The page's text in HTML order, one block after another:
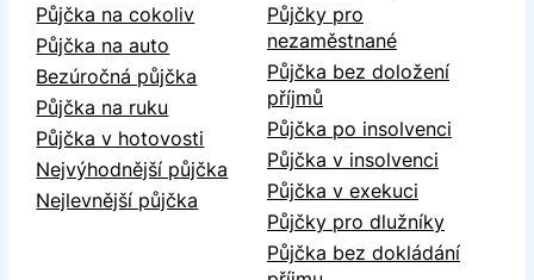
Půjčka na cokoliv
Půjčka na auto
Bezúročná půjčka
Půjčka na ruku
Půjčka v hotovosti
Nejvýhodnější půjčka
Nejlevnější půjčka
Půjčky pro
nezaměstnané
Půjčka bez doložení
příjmů
Půjčka po insolvenci
Půjčka v insolvenci
Půjčka v exekuci
Půjčky pro dlužníky
Půjčka bez dokládání